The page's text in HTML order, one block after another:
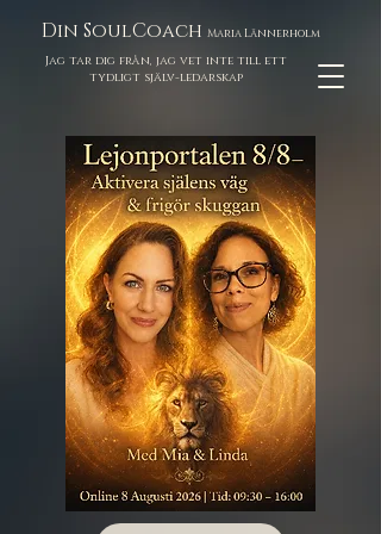
Din SoulCoach Maria Lännerholm
Jag tar dig från, jag vet inte till ett
tydligt själv-ledarskap